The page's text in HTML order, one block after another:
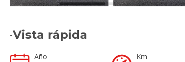
-Vista rápida
Año
Km